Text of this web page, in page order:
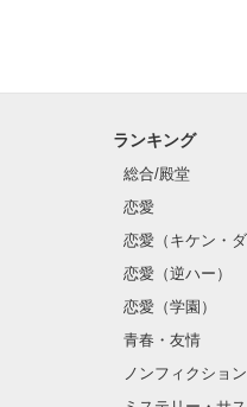
紙を見つける。
ランキング
総合/殿堂
恋愛
恋愛（キケン・
恋愛（逆ハー）
恋愛（学園）
青春・友情
ノンフィクショ